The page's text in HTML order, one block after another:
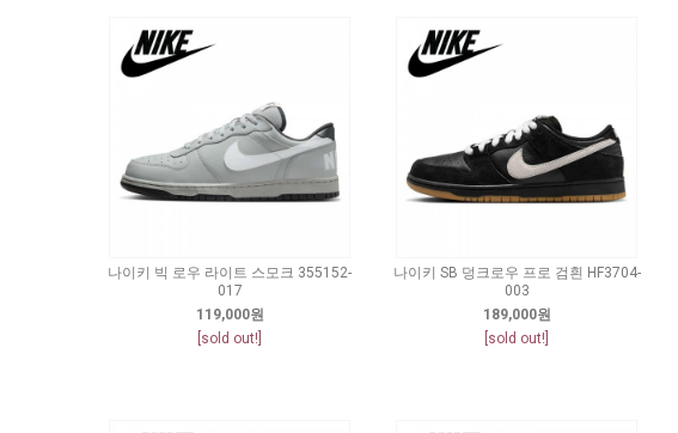
나이키 빅 로우 라이트 스모크 355152-
017
119,000원
[sold out!]
나이키 SB 덩크로우 프로 검흰 HF3704-
003
189,000원
[sold out!]